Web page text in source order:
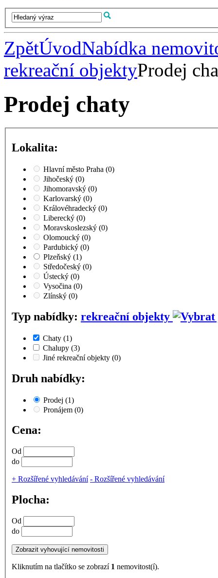
ZpětÚvodNabídka
rekreační objektyProdej
Prodej chaty
Lokalita:
Hlavní město Praha (0)
Jihočeský (0)
Jihomoravský (0)
Karlovarský (0)
Královéhradecký (0)
Liberecký (0)
Moravskoslezský (0)
Olomoucký (0)
Pardubický (0)
Plzeňský (1)
Středočeský (0)
Ústecký (0)
Vysočina (0)
Zlínský (0)
Typ nabídky: rekreační objekty
Chaty (1)
Chalupy (3)
Jiné rekreační objekty (0)
Druh nabídky:
Prodej (1)
Pronájem (0)
Cena:
Od
do
+ Rozšířené vyhledávání - Rozšířené vyhledávání
Plocha:
Od
do
Kliknutím na tlačítko se zobrazí 1 nemovitost(í).